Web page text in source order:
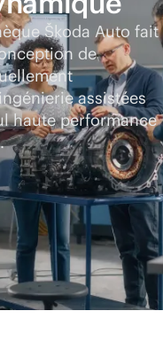
Škoda Auto fait
de
assistées
haute performance